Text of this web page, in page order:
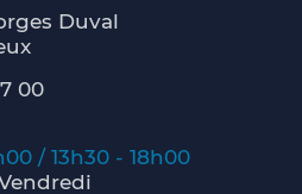
Duval
00
/ 13h30 - 18h00